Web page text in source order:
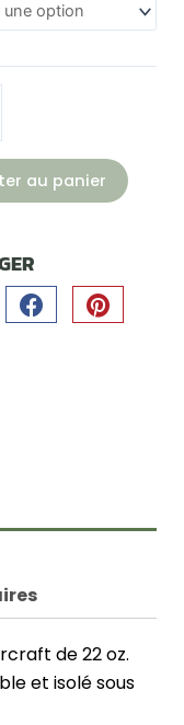
au panier
de 22 oz.
et isolé sous